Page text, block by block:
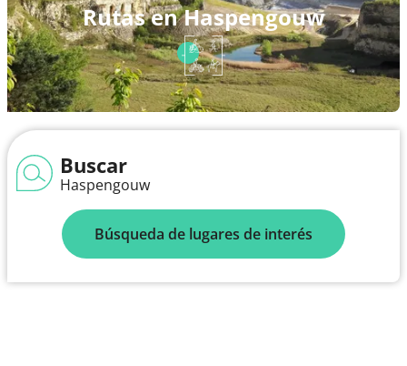
Rutas en Haspengouw
Buscar
Haspengouw
Búsqueda de lugares de interés